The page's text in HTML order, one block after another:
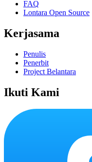
FAQ
Lontara Open Source
Kerjasama
Penulis
Penerbit
Project Belantara
Ikuti Kami